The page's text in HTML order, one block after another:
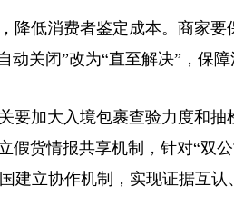
消费者鉴定成本。商家要
关闭”改为“直至解决”，保障
加大入境包裹查验力度和抽
货情报共享机制，针对“双
建立协作机制，实现证据互认